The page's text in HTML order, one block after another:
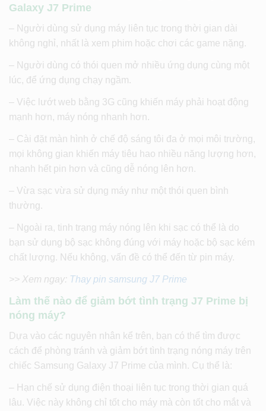
Galaxy J7 Prime
– Người dùng sử dụng máy liên tục trong thời gian dài
không nghỉ, nhất là xem phim hoặc chơi các game nặng.
– Người dùng có thói quen mở nhiều ứng dụng cùng một
lúc, để ứng dụng chạy ngầm.
– Việc lướt web bằng 3G cũng khiến máy phải hoạt động
mạnh hơn, máy nóng nhanh hơn.
– Cài đặt màn hình ở chế độ sáng tôi đa ở mọi môi trường,
mọi không gian khiến máy tiêu hao nhiều năng lượng hơn,
nhanh hết pin hơn và cũng dễ nóng lên hơn.
– Vừa sạc vừa sử dụng máy như một thói quen bình
thường.
– Ngoài ra, tinh trạng máy nóng lên khi sạc có thể là do
bạn sử dụng bộ sạc không đúng với máy hoặc bộ sạc kém
chất lượng. Nếu không, vấn đề có thể đến từ pin máy.
>> Xem ngay: Thay pin samsung J7 Prime
Làm thế nào để giảm bớt tình trạng J7 Prime bị
nóng máy?
Dựa vào các nguyên nhân kể trên, bạn có thể tìm được
cách để phòng tránh và giảm bớt tình trạng nóng máy trên
chiếc Samsung Galaxy J7 Prime của mình. Cụ thể là:
– Hạn chế sử dụng điện thoại liên tục trong thời gian quá
lâu. Việc này không chỉ tốt cho máy mà còn tốt cho mắt và